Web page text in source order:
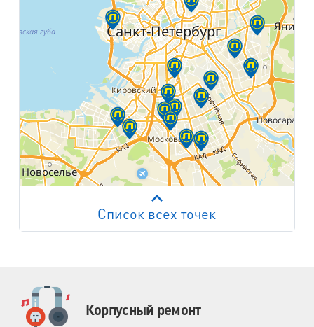
м. Пр. Ветеранов
пр. Ветеранов, д.9
Работает на API 2ГИС
Лицензионное соглашение
Список всех точек
Корпусный ремонт